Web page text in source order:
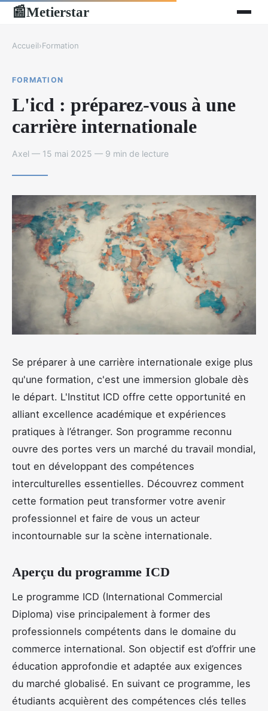
📰Metierstar
Accueil›Formation
FORMATION
L'icd : préparez-vous à une
carrière internationale
Axel — 15 mai 2025 — 9 min de lecture
Se préparer à une carrière internationale exige plus
qu'une formation, c'est une immersion globale dès
le départ. L'Institut ICD offre cette opportunité en
alliant excellence académique et expériences
pratiques à l’étranger. Son programme reconnu
ouvre des portes vers un marché du travail mondial,
tout en développant des compétences
interculturelles essentielles. Découvrez comment
cette formation peut transformer votre avenir
professionnel et faire de vous un acteur
incontournable sur la scène internationale.
Aperçu du programme ICD
Le programme ICD (International Commercial
Diploma) vise principalement à former des
professionnels compétents dans le domaine du
commerce international. Son objectif est d’offrir une
éducation approfondie et adaptée aux exigences
du marché globalisé. En suivant ce programme, les
étudiants acquièrent des compétences clés telles